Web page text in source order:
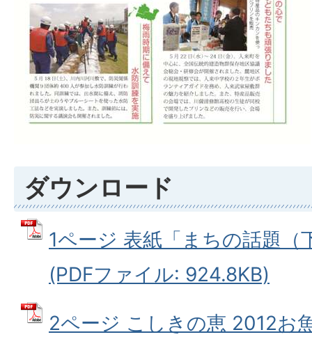
ダウンロード
1ページ 表紙「まちの話題（
(PDFファイル: 924.8KB)
2ページ こしきの恵 2012お